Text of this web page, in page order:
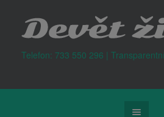
Telefon: 733 550 296 |